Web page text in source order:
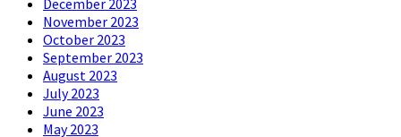
November 2023
October 2023
September 2023
August 2023
July 2023
June 2023
May 2023